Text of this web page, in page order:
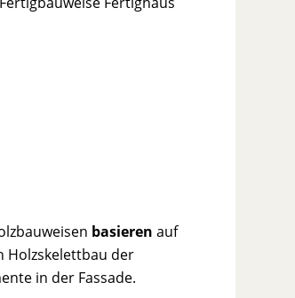
basieren auf
Holzskelettbau der
in der Fassade.